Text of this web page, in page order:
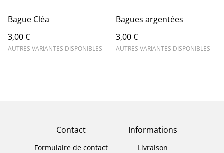
Bague Cléa
3,00 €
AUTRES VARIANTES DISPONIBLES
Bagues argentées
3,00 €
AUTRES VARIANTES DISPONIBLES
Contact
Formulaire de contact
Informations
Livraison